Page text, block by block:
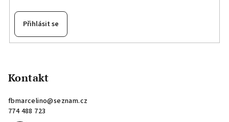
Přihlásit se
Kontakt
fbmarcelino@seznam.cz
774 488 723